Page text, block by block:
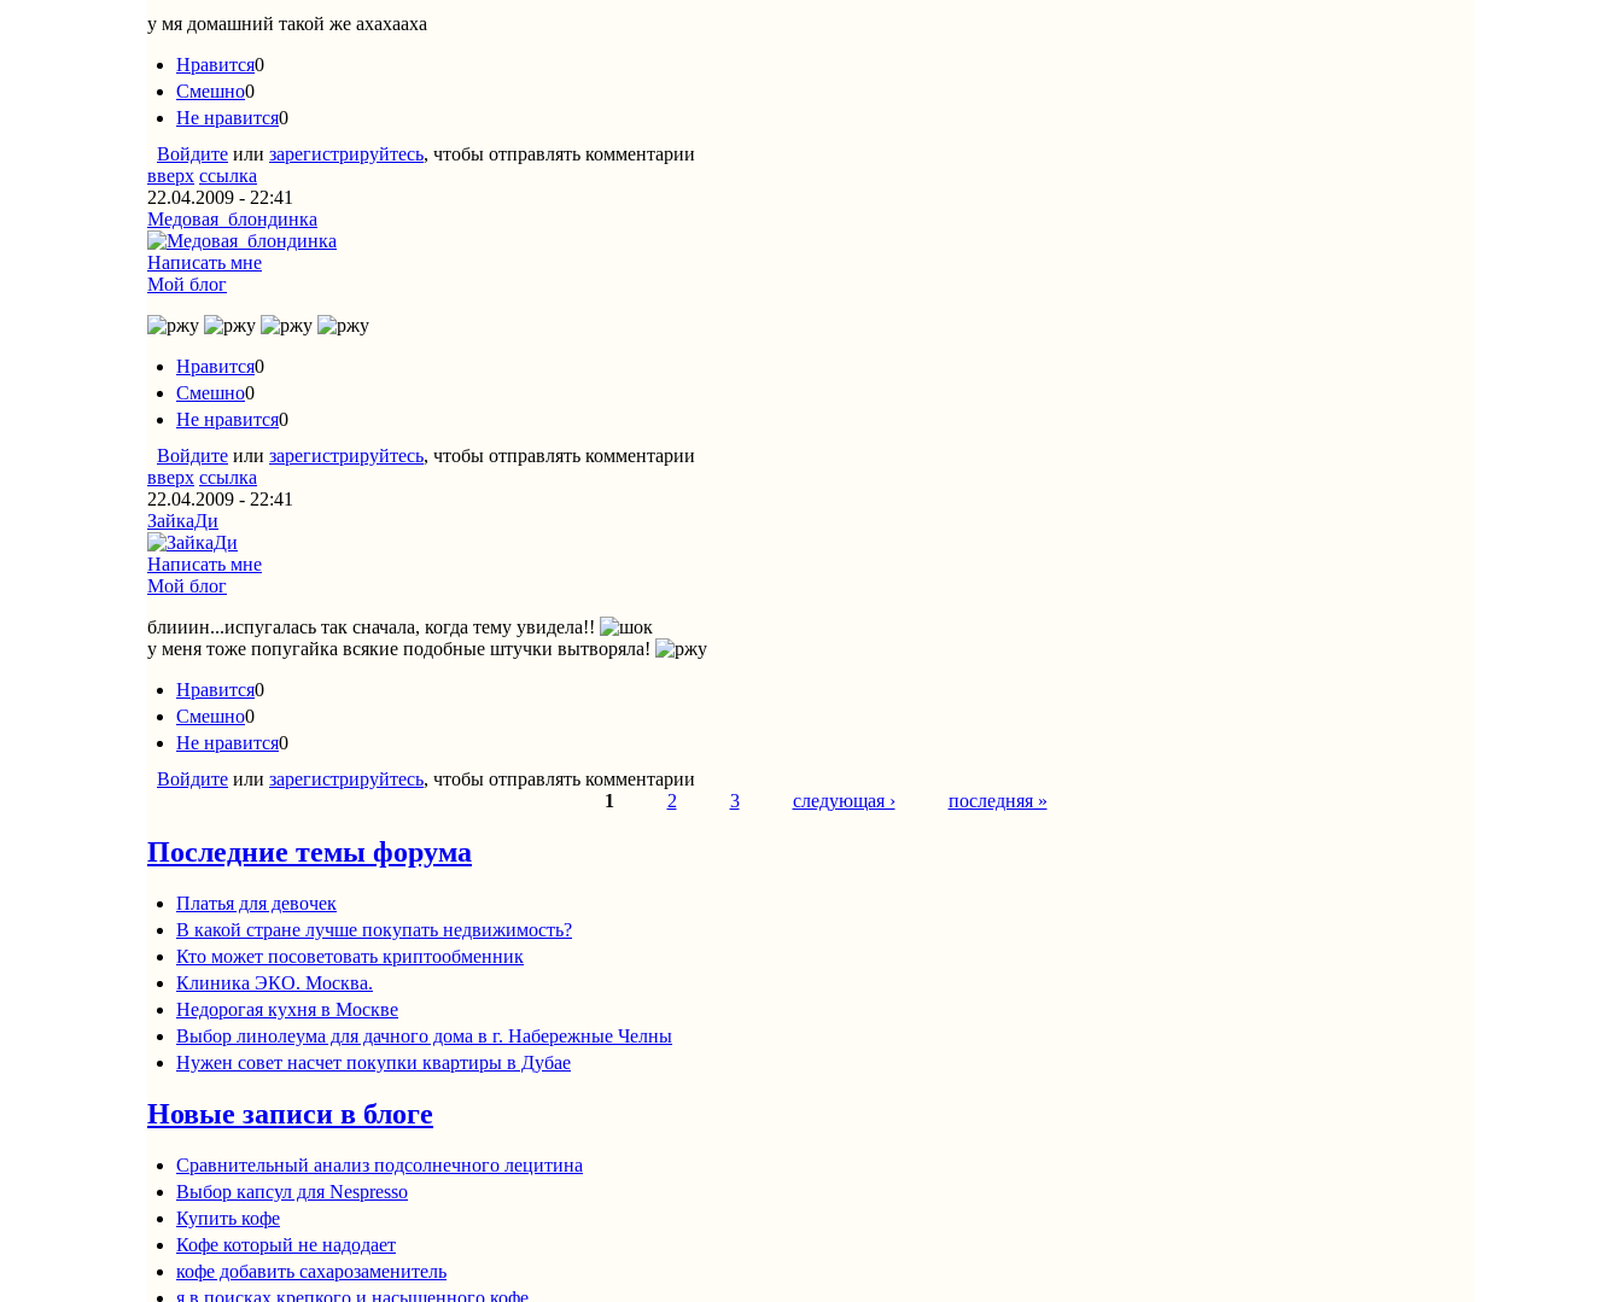
у мя домашний такой же ахахааха
Нравится0
Смешно0
Не нравится0
Войдите или зарегистрируйтесь, чтобы отправлять комментарии
вверх ссылка
22.04.2009 - 22:41
Медовая_блондинка
Написать мне
Мой блог
Нравится0
Смешно0
Не нравится0
Войдите или зарегистрируйтесь, чтобы отправлять комментарии
вверх ссылка
22.04.2009 - 22:41
ЗайкаДи
Написать мне
Мой блог
блииин...испугалась так сначала, когда тему увидела!!
у меня тоже попугайка всякие подобные штучки вытворяла!
Нравится0
Смешно0
Не нравится0
Войдите или зарегистрируйтесь, чтобы отправлять комментарии
1 2 3 следующая › последняя »
Последние темы форума
Платья для девочек
В какой стране лучше покупать недвижимость?
Кто может посоветовать криптообменник
Клиника ЭКО. Москва.
Недорогая кухня в Москве
Выбор линолеума для дачного дома в г. Набережные Челны
Нужен совет насчет покупки квартиры в Дубае
Новые записи в блоге
Сравнительный анализ подсолнечного лецитина
Выбор капсул для Nespresso
Купить кофе
Кофе который не надодает
кофе добавить сахарозаменитель
я в поисках крепкого и насыщенного кофе